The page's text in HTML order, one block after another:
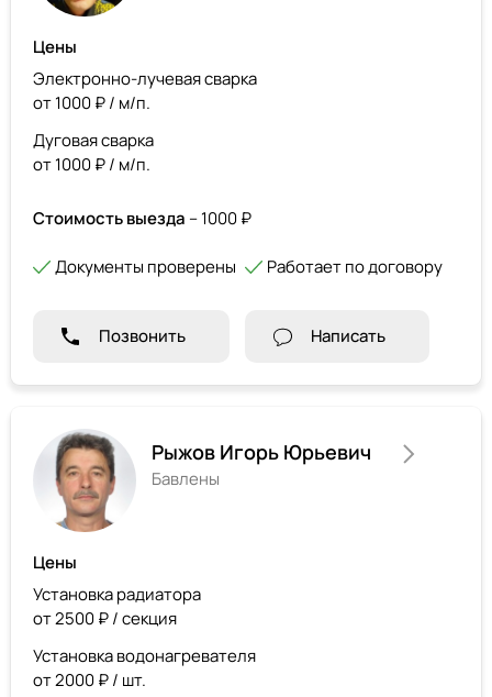
Цены
Электронно-лучевая сварка
от 1000 ₽ / м/п.
Дуговая сварка
от 1000 ₽ / м/п.
Стоимость выезда – 1000 ₽
Документы проверены Работает по договору
Позвонить Написать
Рыжов Игорь Юрьевич
Бавлены
Цены
Установка радиатора
от 2500 ₽ / секция
Установка водонагревателя
от 2000 ₽ / шт.